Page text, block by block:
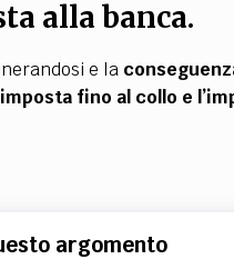
alla banca.
e la
fino al collo e
argomento